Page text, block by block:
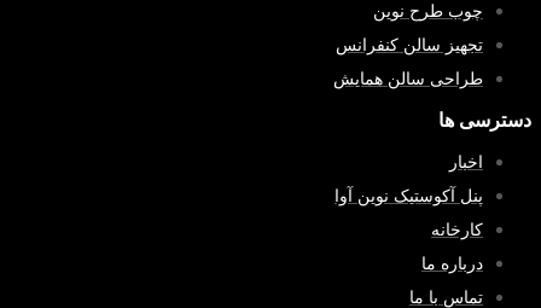
چوب طرح نوین
تجهیز سالن کنفرانس
طراحی سالن همایش
دسترسی ها
اخبار
پنل آکوستیک نوین آوا
کارخانه
درباره ما
تماس با ما